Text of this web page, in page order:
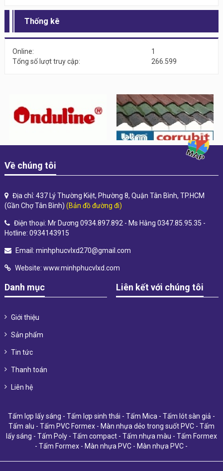
Thống kê
Online:
1
Tổng số lượt truy cập:
266.599
Về chúng tôi
Địa chỉ: 437 Lý Thường Kiệt, Phường 8, Quận Tân Bình, TP.HCM
(Gần Chợ Tân Bình) (Bản đồ đường đi)
Điện thoại: Mr Dương 0934.897.892 - Ms Hằng 0347.85.95.35 -
Hotline: 0934143915
Email: minhphucvlxd270@gmail.com
Website: www.minhphucvlxd.com
Danh mục
Giới thiệu
Sản phẩm
Tin tức
Thanh toán
Liên hệ
Liên kết với chúng tôi
Tấm lợp lấy sáng - Tấm lợp sinh thái - Tấm Mica- Tấm lót sàn giả -
Tấm alu - Tấm PVC Formex- Màn nhựa dẻo trong suốt PVC- Tấm
lấy sáng - Tấm Poly- Tấm compact- Tấm nhựa màu - Tấm Formex
-Tấm Formex - Màn nhựa PVC - Màn nhựa PVC -